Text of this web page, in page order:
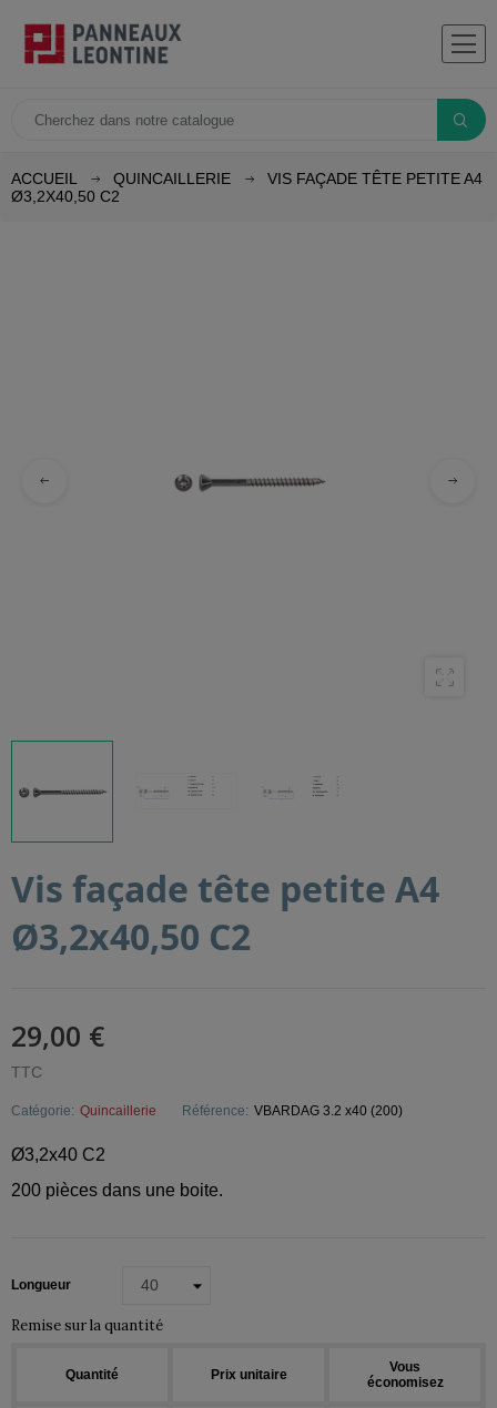
ACCUEIL QUINCAILLERIE
VIS FAÇADE TÊTE PETITE A4
Ø3,2X40,50 C2
Vis façade tête petite A4
Ø3,2x40,50 C2
29,00 €
TTC
Catégorie: Quincaillerie Référence: VBARDAG 3.2 x40 (200)
Ø3,2x40 C2
200 pièces dans une boite.
Longueur
Remise sur la quantité
Quantité Prix unitaire
Vous
économisez